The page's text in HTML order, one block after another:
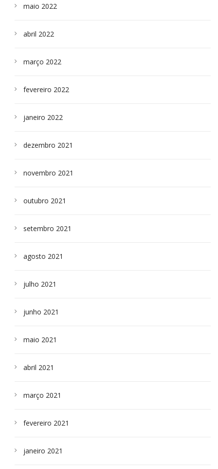
maio 2022
abril 2022
março 2022
fevereiro 2022
janeiro 2022
dezembro 2021
novembro 2021
outubro 2021
setembro 2021
agosto 2021
julho 2021
junho 2021
maio 2021
abril 2021
março 2021
fevereiro 2021
janeiro 2021